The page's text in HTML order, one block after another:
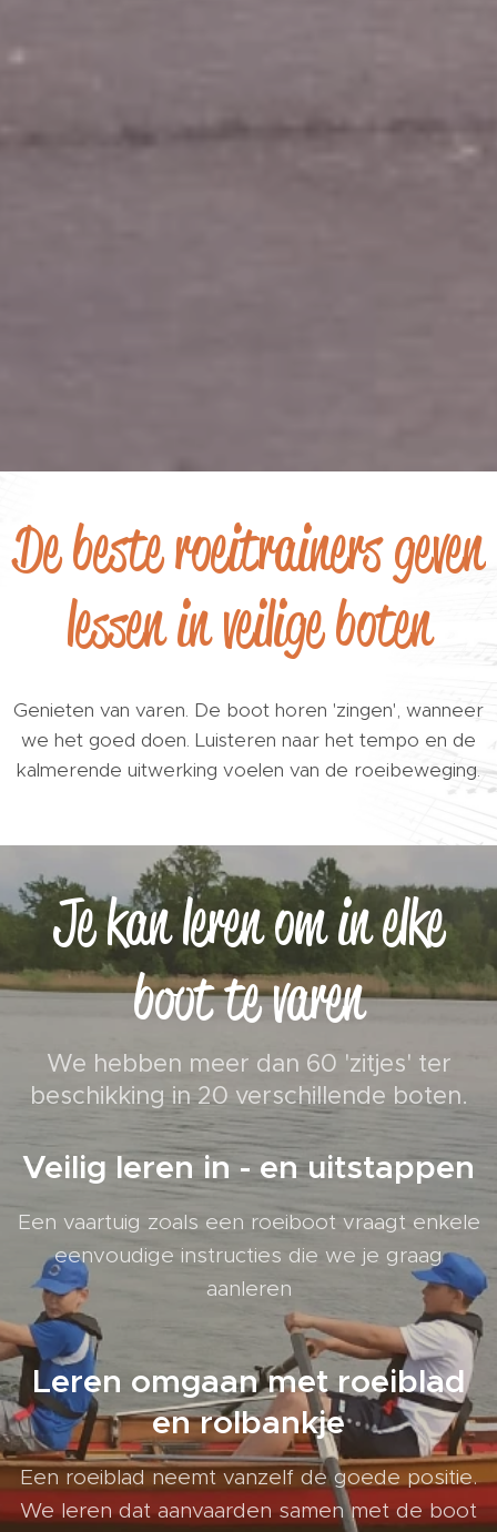
De beste roeitrainers geven
lessen in veilige boten
Genieten van varen. De boot horen 'zingen', wanneer
we het goed doen. Luisteren naar het tempo en de
kalmerende uitwerking voelen van de roeibeweging.
Je kan leren om in elke
boot te varen
We hebben meer dan 60 'zitjes' ter
beschikking in 20 verschillende boten.
Veilig leren in - en uitstappen
Een vaartuig zoals een roeiboot vraagt enkele
eenvoudige instructies die we je graag
aanleren
Leren omgaan met roeiblad
en rolbankje
Een roeiblad neemt vanzelf de goede positie.
We leren dat aanvaarden samen met de boot